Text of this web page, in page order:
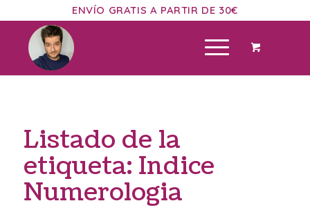
ENVÍO GRATIS A PARTIR DE 30€
Listado de la
etiqueta: Indice
Numerologia